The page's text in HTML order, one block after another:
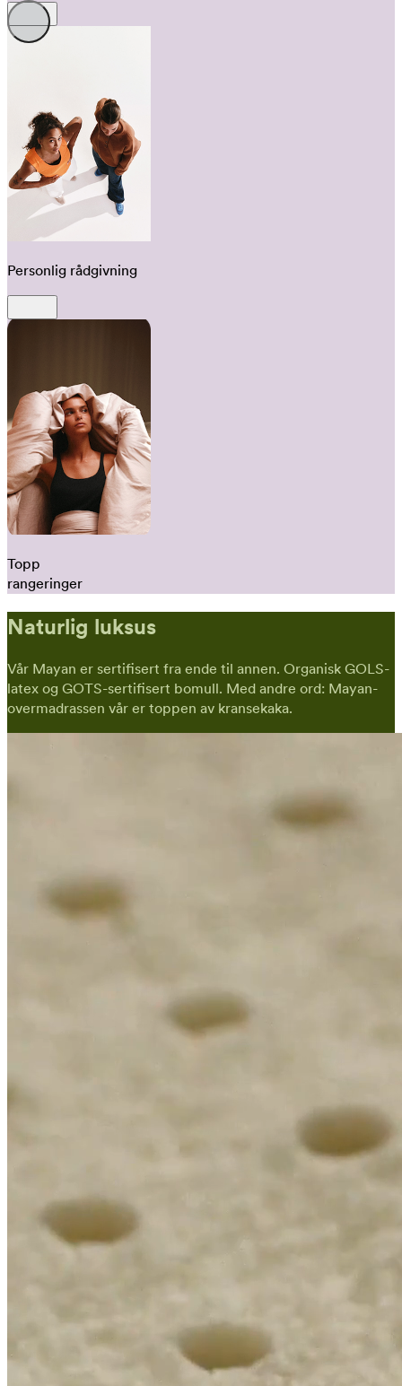
Personlig rådgivning
Topp
rangeringer
Naturlig luksus
Vår Mayan er sertifisert fra ende til annen. Organisk GOLS-
latex og GOTS-sertifisert bomull. Med andre ord: Mayan-
overmadrassen vår er toppen av kransekaka.